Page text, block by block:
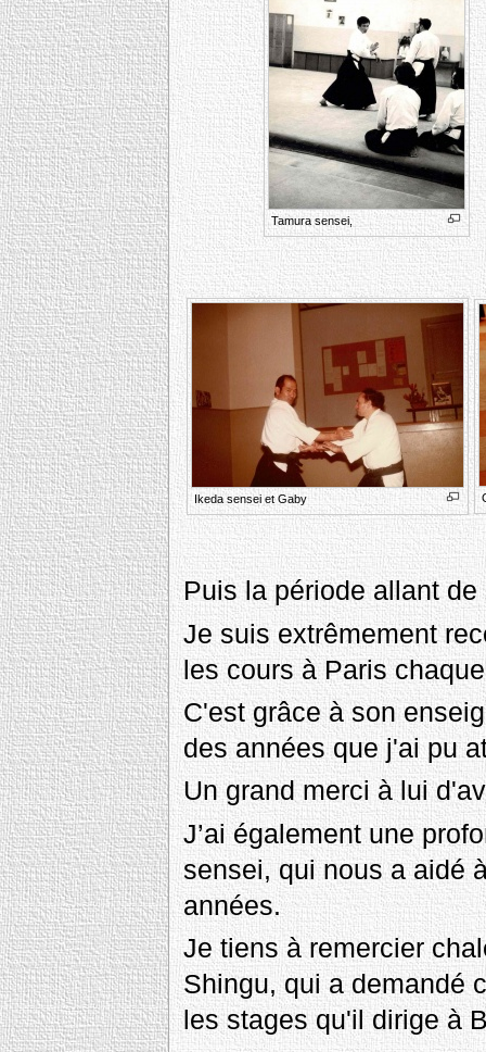
Tamura sensei,
Ikeda sensei et Gaby
Puis la période allant de
Je suis extrêmement
les cours à Paris
C'est grâce à son
des années que j'ai pu
Un grand merci à lui
J’ai également une
sensei, qui nous a aidé
années.
Je tiens à remercier
Shingu, qui a demandé
les stages qu'il dirige à